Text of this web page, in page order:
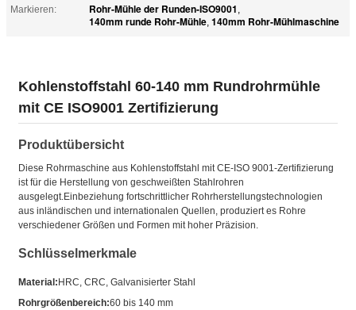
Markieren:
Rohr-Mühle der Runden-ISO9001 ,
140mm runde Rohr-Mühle, 140mm Rohr-Mühlmaschine
Kohlenstoffstahl 60-140 mm Rundrohrmühle
mit CE ISO9001 Zertifizierung
Produktübersicht
Diese Rohrmaschine aus Kohlenstoffstahl mit CE-ISO 9001-Zertifizierung
ist für die Herstellung von geschweißten Stahlrohren
ausgelegt.Einbeziehung fortschrittlicher Rohrherstellungstechnologien
aus inländischen und internationalen Quellen, produziert es Rohre
verschiedener Größen und Formen mit hoher Präzision.
Schlüsselmerkmale
Material:HRC, CRC, Galvanisierter Stahl
Rohrgrößenbereich:60 bis 140 mm